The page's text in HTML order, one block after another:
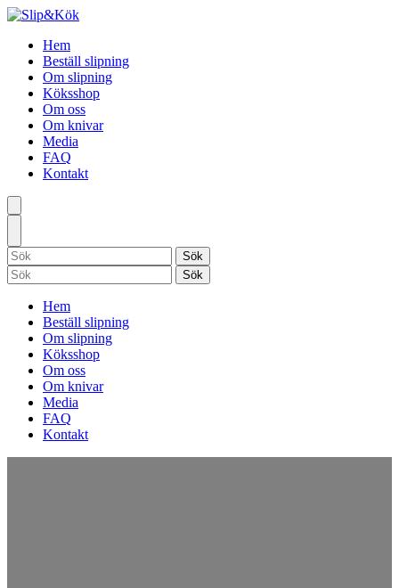
Hem
Beställ slipning
Om slipning
Köksshop
Om oss
Om knivar
Media
FAQ
Kontakt
Hem
Beställ slipning
Om slipning
Köksshop
Om oss
Om knivar
Media
FAQ
Kontakt